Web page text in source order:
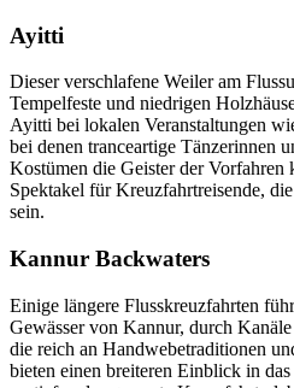
Ayitti
Dieser verschlafene Weiler am
Tempelfeste und niedrigen
Ayitti bei lokalen Veranstaltungen
bei denen tranceartige Tänzerinnen
Kostümen die Geister der Vorfahren
Spektakel für Kreuzfahrtreisende,
sein.
Kannur Backwaters
Einige längere Flusskreuzfahrten
Gewässer von Kannur, durch
die reich an Handwebetraditionen
bieten einen breiteren Einblick in